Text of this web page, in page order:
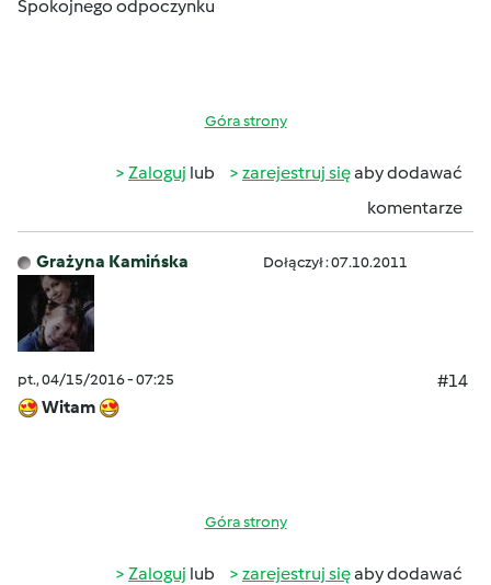
Spokojnego odpoczynku
Góra strony
Zaloguj lub zarejestruj sięaby dodawać
komentarze
Grażyna Kamińska Dołączył : 07.10.2011
pt., 04/15/2016 - 07:25
#14
Witam
Góra strony
Zaloguj lub zarejestruj sięaby dodawać